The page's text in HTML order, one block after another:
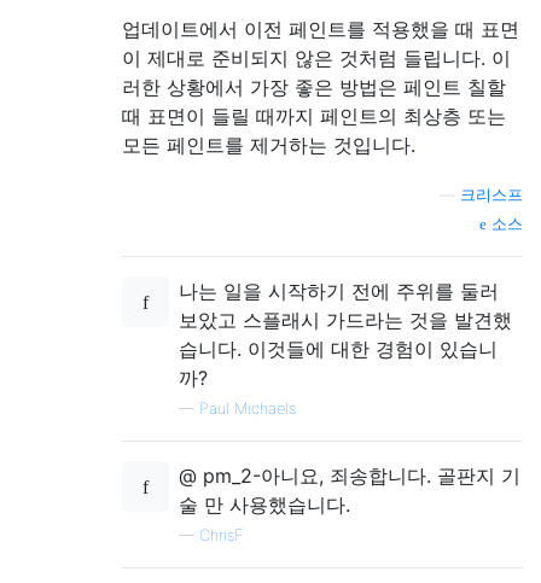
업데이트에서 이전 페인트를 적용했을 때 표면
이 제대로 준비되지 않은 것처럼 들립니다. 이
러한 상황에서 가장 좋은 방법은 페인트 칠할
때 표면이 들릴 때까지 페인트의 최상층 또는
모든 페인트를 제거하는 것입니다.
크리스프
소스
나는 일을 시작하기 전에 주위를 둘러
보았고 스플래시 가드라는 것을 발견했
습니다. 이것들에 대한 경험이 있습니
까?
— Paul Michaels
@ pm_2-아니요, 죄송합니다. 골판지 기
술 만 사용했습니다.
— ChrisF